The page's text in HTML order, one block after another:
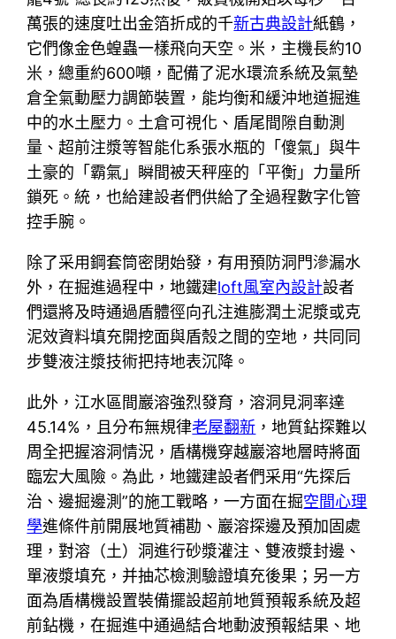
萬張的速度吐出金箔折成的千新古典設計紙鶴，
它們像金色蝗蟲一樣飛向天空。米，主機長約10
米，總重約600噸，配備了泥水環流系統及氣墊
倉全氣動壓力調節裝置，能均衡和緩沖地道掘進
中的水土壓力。土倉可視化、盾尾間隙自動測
量、超前注漿等智能化系張水瓶的「傻氣」與牛
土豪的「霸氣」瞬間被天秤座的「平衡」力量所
鎖死。統，也給建設者們供給了全過程數字化管
控手腕。
除了采用鋼套筒密閉始發，有用預防洞門滲漏水
外，在掘進過程中，地鐵建loft風室內設計設者
們還將及時通過盾體徑向孔注進膨潤土泥漿或克
泥效資料填充開挖面與盾殼之間的空地，共同同
步雙液注漿技術把持地表沉降。
此外，江水區間巖溶強烈發育，溶洞見洞率達
45.14%，且分布無規律老屋翻新 ，地質鉆探難以
周全把握溶洞情況，盾構機穿越巖溶地層時將面
臨宏大風險。為此，地鐵建設者們采用“先探后
治、邊掘邊測”的施工戰略，一方面在掘空間心理
學進條件前開展地質補勘、巖溶探邊及預加固處
理，對溶（土）洞進行砂漿灌注、雙液漿封邊、
單液漿填充，并抽芯檢測驗證填充後果；另一方
面為盾構機設置裝備擺設超前地質預報系統及超
前鉆機，在掘進中通過結合地動波預報結果、地